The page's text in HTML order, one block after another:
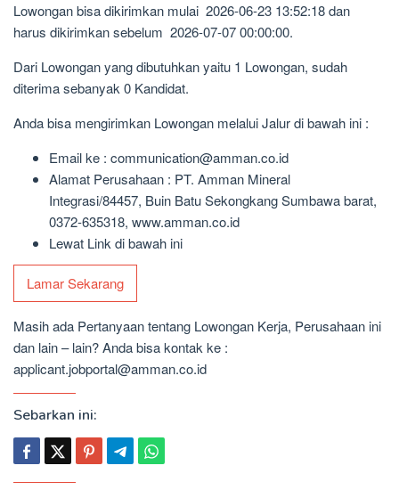
Lowongan bisa dikirimkan mulai 2026-06-23 13:52:18 dan
harus dikirimkan sebelum 2026-07-07 00:00:00.
Dari Lowongan yang dibutuhkan yaitu 1 Lowongan, sudah
diterima sebanyak 0 Kandidat.
Anda bisa mengirimkan Lowongan melalui Jalur di bawah ini :
Email ke : communication@amman.co.id
Alamat Perusahaan : PT. Amman Mineral
Integrasi/84457, Buin Batu Sekongkang Sumbawa barat,
0372-635318, www.amman.co.id
Lewat Link di bawah ini
Lamar Sekarang
Masih ada Pertanyaan tentang Lowongan Kerja, Perusahaan ini
dan lain – lain? Anda bisa kontak ke :
applicant.jobportal@amman.co.id
Sebarkan ini: